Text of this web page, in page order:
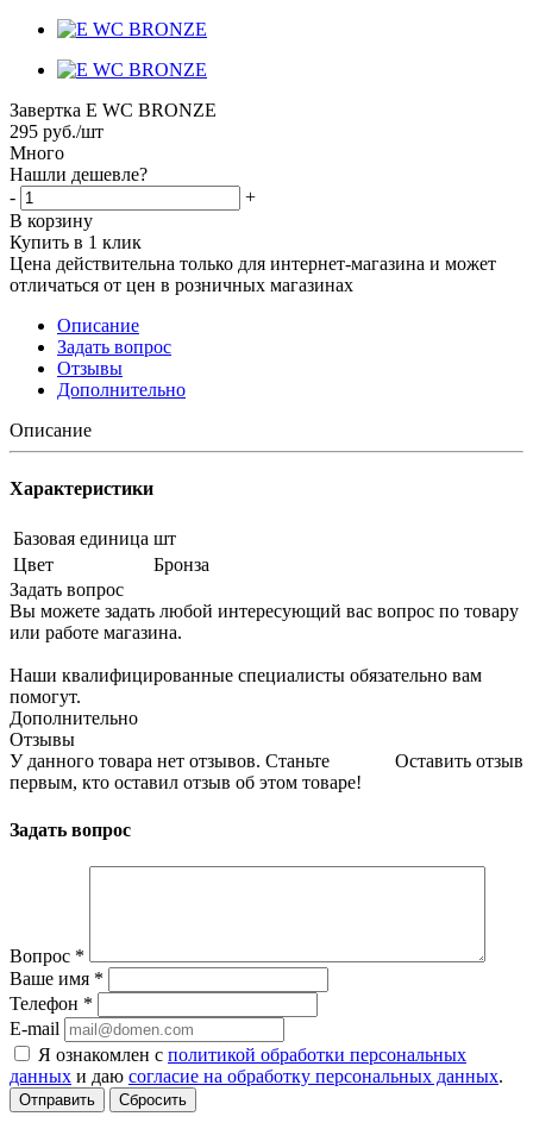
Завертка E WC BRONZE
295 руб./шт
Много
Нашли дешевле?
-
+
В корзину
Купить в 1 клик
Цена действительна только для интернет-магазина и может
отличаться от цен в розничных магазинах
Описание
Задать вопрос
Отзывы
Дополнительно
Описание
Характеристики
Базовая единица шт
Цвет
Бронза
Задать вопрос
Вы можете задать любой интересующий вас вопрос по товару
или работе магазина.
Наши квалифицированные специалисты обязательно вам
помогут.
Дополнительно
Отзывы
Оставить отзыв
У данного товара нет отзывов. Станьте
первым, кто оставил отзыв об этом товаре!
Задать вопрос
Вопрос *
Ваше имя *
Телефон *
E-mail
Я ознакомлен с политикой обработки персональных
данных и даю согласие на обработку персональных данных.
Сбросить